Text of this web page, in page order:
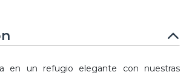
en un refugio elegante con nuestras